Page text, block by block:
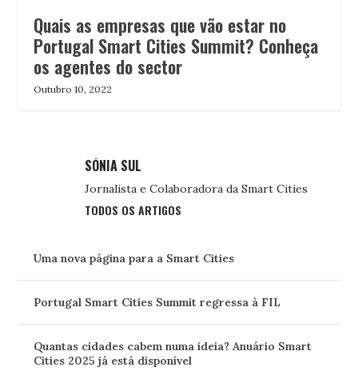
Quais as empresas que vão estar no
Portugal Smart Cities Summit? Conheça
os agentes do sector
Outubro 10, 2022
SÓNIA SUL
Jornalista e Colaboradora da Smart Cities
TODOS OS ARTIGOS
Uma nova página para a Smart Cities
Portugal Smart Cities Summit regressa à FIL
Quantas cidades cabem numa ideia? Anuário Smart
Cities 2025 já está disponível